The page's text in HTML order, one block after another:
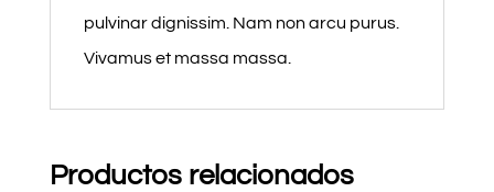
pulvinar dignissim. Nam non arcu purus.
Vivamus et massa massa.
Productos relacionados